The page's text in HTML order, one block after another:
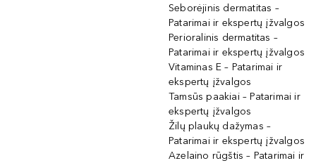
Seborėjinis dermatitas –
Patarimai ir ekspertų įžvalgos
Perioralinis dermatitas –
Patarimai ir ekspertų įžvalgos
Vitaminas E – Patarimai ir
ekspertų įžvalgos
Tamsūs paakiai – Patarimai ir
ekspertų įžvalgos
Žilų plaukų dažymas –
Patarimai ir ekspertų įžvalgos
Azelaino rūgštis – Patarimai ir